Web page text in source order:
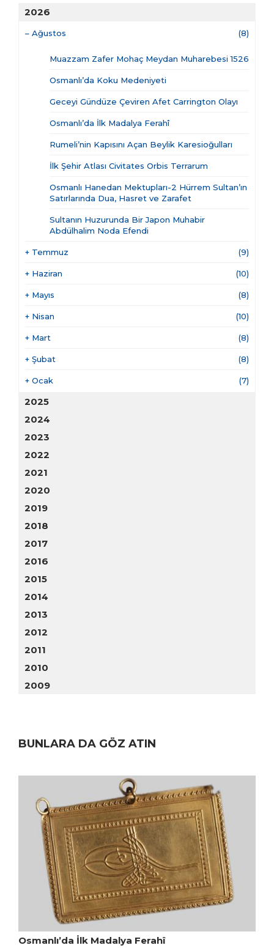
2026
– Ağustos (8)
Muazzam Zafer Mohaç Meydan Muharebesi 1526
Osmanlı’da Koku Medeniyeti
Geceyi Gündüze Çeviren Afet Carrington Olayı
Osmanlı’da İlk Madalya Ferahî
Rumeli’nin Kapısını Açan Beylik Karesioğulları
İlk Şehir Atlası Civitates Orbis Terrarum
Osmanlı Hanedan Mektupları-2 Hürrem Sultan’ın
Satırlarında Dua, Hasret ve Zarafet
Sultanın Huzurunda Bir Japon Muhabir
Abdülhalim Noda Efendi
+ Temmuz (9)
+ Haziran (10)
+ Mayıs (8)
+ Nisan (10)
+ Mart (8)
+ Şubat (8)
+ Ocak (7)
2025
2024
2023
2022
2021
2020
2019
2018
2017
2016
2015
2014
2013
2012
2011
2010
2009
BUNLARA DA GÖZ ATIN
Osmanlı’da İlk Madalya Ferahî